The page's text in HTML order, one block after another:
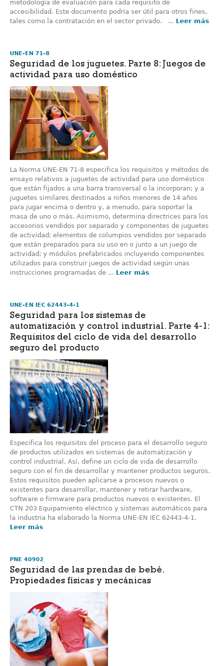
metodología de evaluación para cada requisito de
accesibilidad. Este documento podría ser útil para otros fines,
tales como la contratación en el sector privado. ... Leer más
UNE-EN 71-8
Seguridad de los juguetes. Parte 8: Juegos de
actividad para uso doméstico
La Norma UNE-EN 71-8 especifica los requisitos y métodos de
ensayo relativos a juguetes de actividad para uso doméstico
que están fijados a una barra transversal o la incorporan; y a
juguetes similares destinados a niños menores de 14 años
para jugar encima o dentro y, a menudo, para soportar la
masa de uno o más. Asimismo, determina directrices para los
accesorios vendidos por separado y componentes de juguetes
de actividad; elementos de columpios vendidos por separado
que están preparados para su uso en o junto a un juego de
actividad; y módulos prefabricados incluyendo componentes
utilizados para construir juegos de actividad según unas
instrucciones programadas de ... Leer más
UNE-EN IEC 62443-4-1
Seguridad para los sistemas de
automatización y control industrial. Parte 4-1:
Requisitos del ciclo de vida del desarrollo
seguro del producto
Especifica los requisitos del proceso para el desarrollo seguro
de productos utilizados en sistemas de automatización y
control industrial. Así, define un ciclo de vida de desarrollo
seguro con el fin de desarrollar y mantener productos seguros.
Estos requisitos pueden aplicarse a procesos nuevos o
existentes para desarrollar, mantener y retirar hardware,
software o firmware para productos nuevos o existentes. El
CTN 203 Equipamiento eléctrico y sistemas automáticos para
la industria ha elaborado la Norma UNE-EN IEC 62443-4-1.
Leer más
PNE 40902
Seguridad de las prendas de bebé.
Propiedades físicas y mecánicas